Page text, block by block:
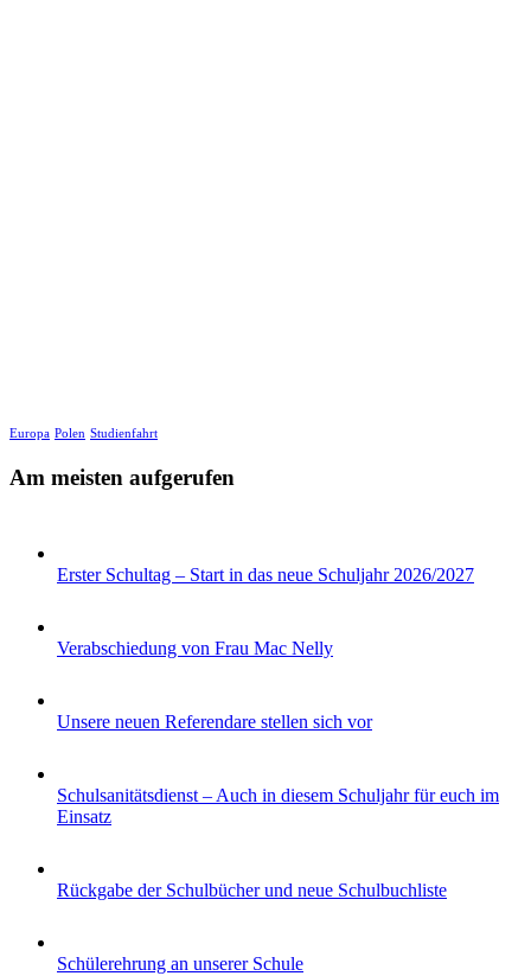
Europa Polen Studienfahrt
Am meisten aufgerufen
Erster Schultag – Start in das neue Schuljahr 2026/2027
Verabschiedung von Frau Mac Nelly
Unsere neuen Referendare stellen sich vor
Schulsanitätsdienst – Auch in diesem Schuljahr für euch im
Einsatz
Rückgabe der Schulbücher und neue Schulbuchliste
Schülerehrung an unserer Schule